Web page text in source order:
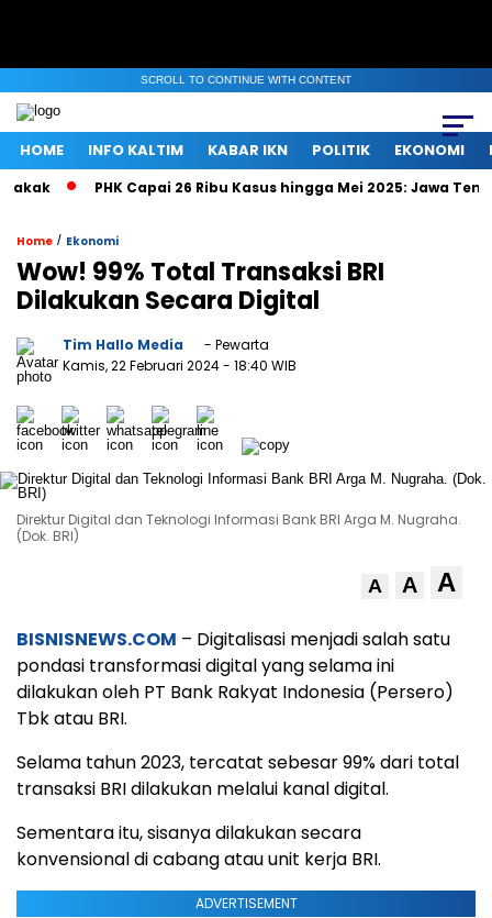
SCROLL TO CONTINUE WITH CONTENT
HOME INFO KALTIM KABAR IKN POLITIK EKONOMI
PHK Capai 26 Ribu Kasus hingga Mei 2025: Jawa
Home / Ekonomi
Wow! 99% Total Transaksi BRI
Dilakukan Secara Digital
Tim Hallo Media
- Pewarta
Kamis, 22 Februari 2024- 18:40 WIB
Direktur Digital dan Teknologi Informasi Bank BRI Arga M. Nugraha.
(Dok. BRI)
A A A
BISNISNEWS.COM – Digitalisasi menjadi salah satu
pondasi transformasi digital yang selama ini
dilakukan oleh PT Bank Rakyat Indonesia (Persero)
Tbk atau BRI.
Selama tahun 2023, tercatat sebesar 99% dari total
transaksi BRI dilakukan melalui kanal digital.
Sementara itu, sisanya dilakukan secara
konvensional di cabang atau unit kerja BRI.
ADVERTISEMENT